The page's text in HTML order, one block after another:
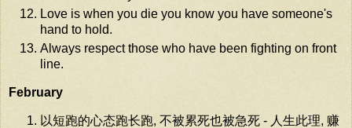
Love is when you die you know you have someone's
hand to hold.
Always respect those who have been fighting on front
line.
February
以短跑的心态跑长跑, 不被累死也被急死 - 人生此理, 赚